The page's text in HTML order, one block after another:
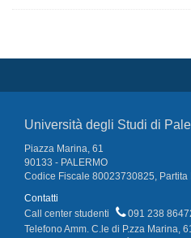
Università degli Studi di
Piazza Marina, 61
90133 - PALERMO
Codice Fiscale 80023730825, Partita
Contatti
Call center studenti
091 238
Telefono Amm. C.le di P.zza Marina,